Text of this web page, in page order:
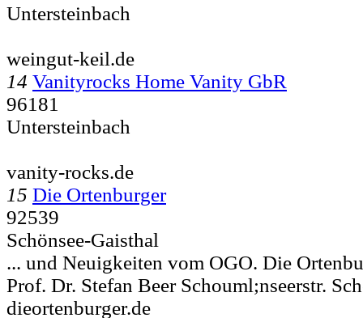
Untersteinbach
weingut-keil.de
14 Vanityrocks Home Vanity GbR
96181
Untersteinbach
vanity-rocks.de
15 Die Ortenburger
92539
Schönsee-Gaisthal
... und Neuigkeiten vom OGO. Die
Prof. Dr. Stefan Beer Schouml;nseerstr.
dieortenburger.de